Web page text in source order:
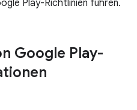
Play-Richtlinien führen.
Google Play-